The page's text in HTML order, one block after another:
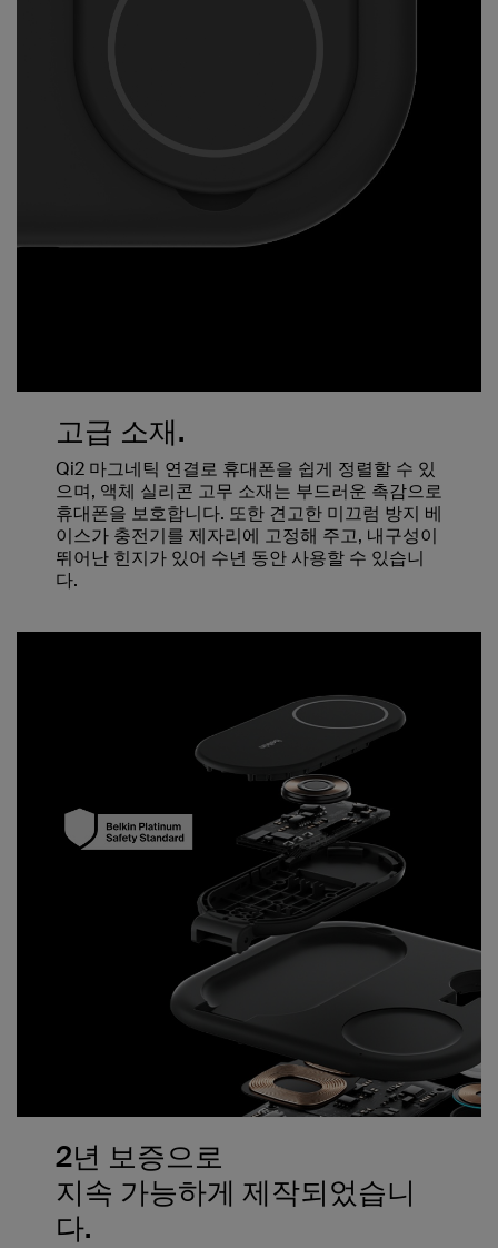
고급 소재.
Qi2 마그네틱 연결로 휴대폰을 쉽게 정렬할 수 있
으며, 액체 실리콘 고무 소재는 부드러운 촉감으로
휴대폰을 보호합니다. 또한 견고한 미끄럼 방지 베
이스가 충전기를 제자리에 고정해 주고, 내구성이
뛰어난 힌지가 있어 수년 동안 사용할 수 있습니
다.
2년 보증으로
지속 가능하게 제작되었습니
다.